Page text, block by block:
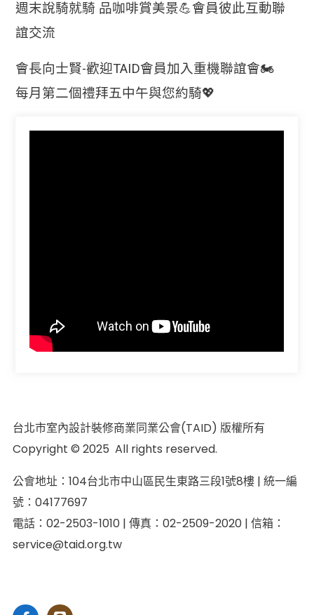
週末說騎就騎 品咖啡賞美景💪會員彼此互動聯
誼交流
會長向士賢-歡迎TAID會員加入重機聯誼會🏍️
每月第二個禮拜五中午與您約騎💖
台北市室內設計裝修商業同業公會(TAID) 版權所有
Copyright © 2025 All rights reserved.
公會地址：104台北市中山區民生東路三段1號8樓 | 統一編
號：04177697
電話：02-2503-1010 | 傳真：02-2509-2020 | 信箱：
service@taid.org.tw